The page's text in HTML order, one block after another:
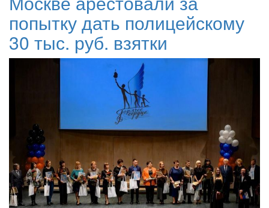
попытку дать полицейскому
30 тыс. руб. взятки